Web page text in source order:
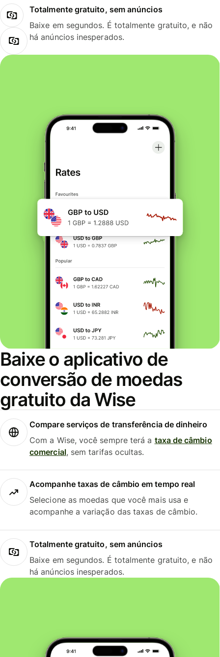
Totalmente gratuito, sem anúncios
Baixe em segundos. É totalmente gratuito, e não
há anúncios inesperados.
Baixe o aplicativo de
conversão de moedas
gratuito da Wise
Compare serviços de transferência de dinheiro
Com a Wise, você sempre terá a taxa de câmbio
comercial, sem tarifas ocultas.
Acompanhe taxas de câmbio em tempo real
Selecione as moedas que você mais usa e
acompanhe a variação das taxas de câmbio.
Totalmente gratuito, sem anúncios
Baixe em segundos. É totalmente gratuito, e não
há anúncios inesperados.